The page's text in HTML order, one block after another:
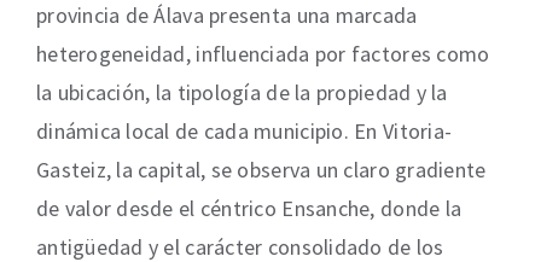
provincia de Álava presenta una marcada
heterogeneidad, influenciada por factores como
la ubicación, la tipología de la propiedad y la
dinámica local de cada municipio. En Vitoria-
Gasteiz, la capital, se observa un claro gradiente
de valor desde el céntrico Ensanche, donde la
antigüedad y el carácter consolidado de los